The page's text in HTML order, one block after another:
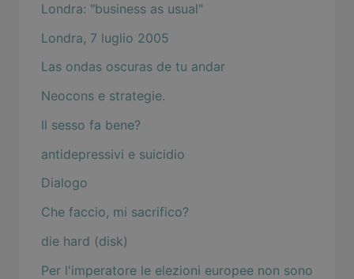
Londra: "business as usual"
Londra, 7 luglio 2005
Las ondas oscuras de tu andar
Neocons e strategie.
Il sesso fa bene?
antidepressivi e suicidio
Dialogo
Che faccio, mi sacrifico?
die hard (disk)
Per l'imperatore le elezioni europee non sono